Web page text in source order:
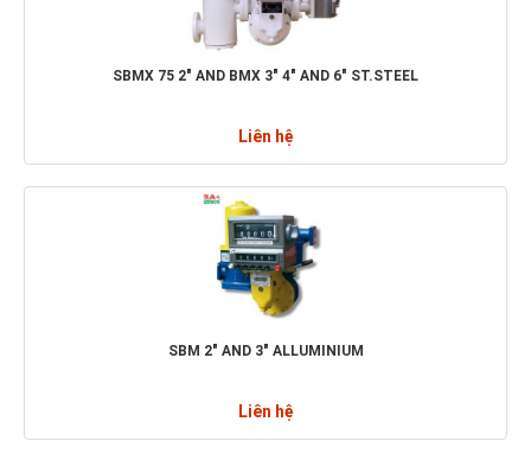
SBMX 75 2" AND BMX 3" 4" AND 6" ST.STEEL
Liên hệ
SBM 2" AND 3" ALLUMINIUM
Liên hệ